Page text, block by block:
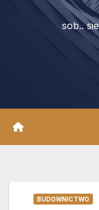
sob..
BUDOWNICTWO